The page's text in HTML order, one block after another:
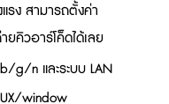
รง สามารถตั้งค่า
คิวอาร์โค็ดได้เลย
g/n และระบบ LAN
window